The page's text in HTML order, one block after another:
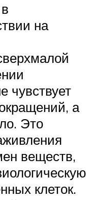
на
чувствует
а
Это
веществ,
клеток.